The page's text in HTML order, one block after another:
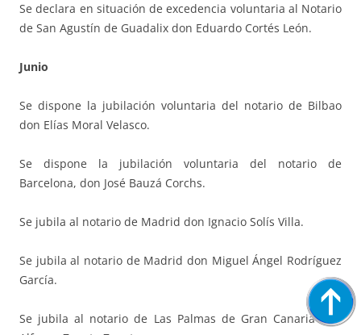
Se declara en situación de excedencia voluntaria al Notario
de San Agustín de Guadalix don Eduardo Cortés León.
Junio
Se dispone la jubilación voluntaria del notario de Bilbao
don Elías Moral Velasco.
Se dispone la jubilación voluntaria del notario de
Barcelona, don José Bauzá Corchs.
Se jubila al notario de Madrid don Ignacio Solís Villa.
Se jubila al notario de Madrid don Miguel Ángel Rodríguez
García.
Se jubila al notario de Las Palmas de Gran Canaria don